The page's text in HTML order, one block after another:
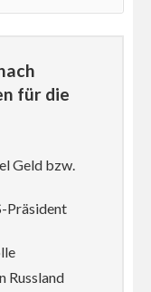
für die
Geld bzw.
Präsident
Russland